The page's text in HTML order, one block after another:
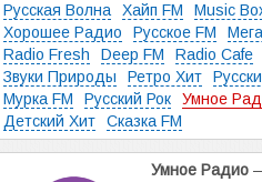
Русская Волна
Хайп FM Music
Хорошее Радио
Русское FM
Radio Fresh
Deep FM Radio Cafe
Звуки Природы
Ретро Хит
Мурка FM
Русский Рок Умное
Детский Хит
Сказка FM
Умное Радио